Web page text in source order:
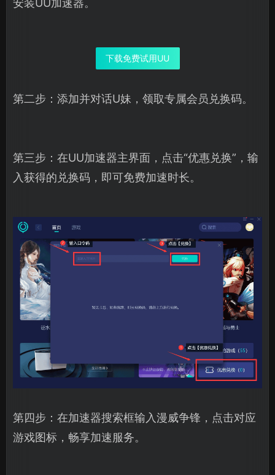
安装UU加速器。
下载免费试用UU
第二步：添加并对话U妹，领取专属会员兑换码。
第三步：在UU加速器主界面，点击“优惠兑换”，输
入获得的兑换码，即可免费加速时长。
第四步：在加速器搜索框输入漫威争锋，点击对应
游戏图标，畅享加速服务。